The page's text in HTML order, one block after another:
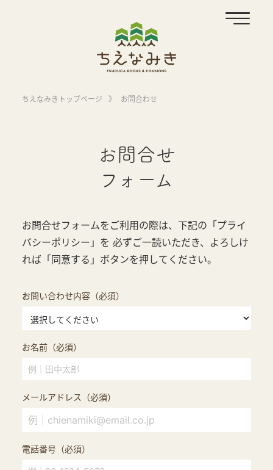
ちえなみきトップページ 》 お問合わせ
お問合せ
フォーム
お問合せフォームをご利用の際は、下記の「プライ
バシーポリシー」を 必ずご一読いただき、よろしけ
れば「同意する」ボタンを押してください。
お問い合わせ内容（必須）
お名前（必須）
メールアドレス（必須）
電話番号（必須）